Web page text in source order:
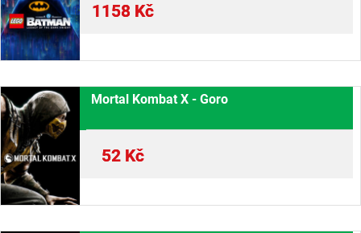
1158 Kč
Mortal Kombat X - Goro
52 Kč